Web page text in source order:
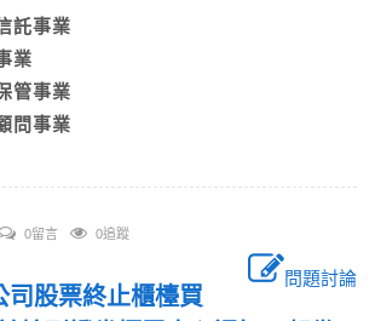
託事業
業
管事業
問事業
0留言 0追蹤
問題討論
司股票終止櫃檯買